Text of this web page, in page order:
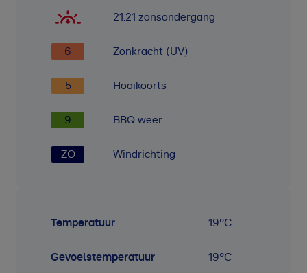
21:21 zonsondergang
6 Zonkracht (UV)
5 Hooikoorts
9 BBQ weer
ZO Windrichting
Temperatuur 19°C
Gevoelstemperatuur 19°C